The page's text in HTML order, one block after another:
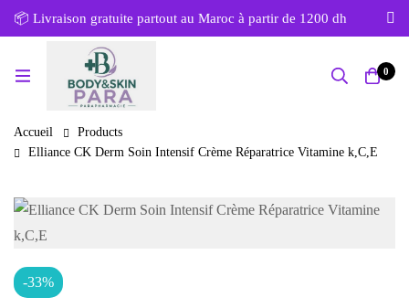
📦 Livraison gratuite partout au Maroc à partir de 1200 dh
0
Accueil
Products
Elliance CK Derm Soin Intensif Crème Réparatrice Vitamine k,C,E
-33%